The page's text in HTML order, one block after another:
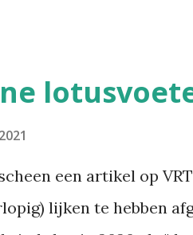
daar rechtstreeks:
heb ik op LinkedIn
Daarin bundel ik
welzijn, preventie en
een artikel op
lijken te hebben